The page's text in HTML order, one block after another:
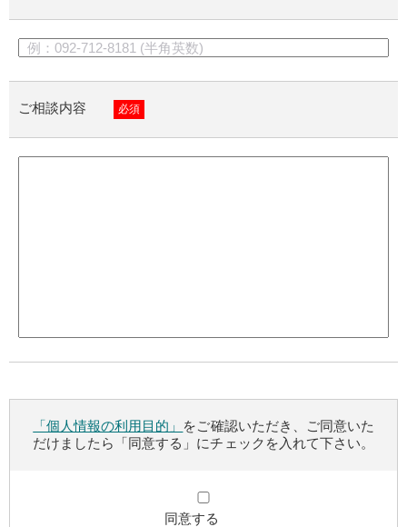
ご相談内容 必須
「個人情報の利用目的」 をご確認いただき、ご同意いた
だけましたら「同意する」にチェックを入れて下さい。
同意する